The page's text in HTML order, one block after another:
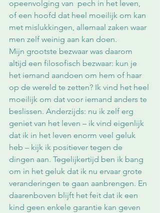
opeenvolging van  pech in het leven,
of een hoofd dat heel moeilijk om kan
met mislukkingen, allemaal zaken waar
men zelf weinig aan kan doen.
Mijn grootste bezwaar was daarom
altijd een filosofisch bezwaar: kun je
het iemand aandoen om hem of haar
op de wereld te zetten? Ik vind het heel
moeilijk om dat voor iemand anders te
beslissen. Anderzijds: nu ik zelf erg
geniet van het leven – ik vind eigenlijk
dat ik in het leven enorm veel geluk
heb – kijk ik positiever tegen de
dingen aan. Tegelijkertijd ben ik bang
om in het geluk dat ik nu ervaar grote
veranderingen te gaan aanbrengen. En
daarenboven blijft het feit dat ik een
kind geen enkele garantie kan geven